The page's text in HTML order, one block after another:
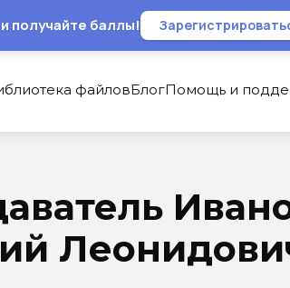
получайте баллы!
файловБлогПомощь и